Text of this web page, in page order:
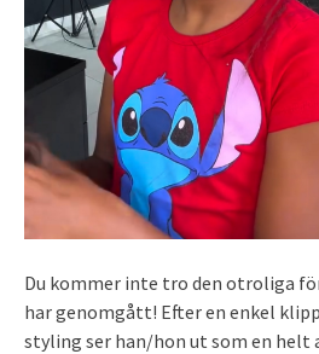
Du kommer inte tro den otroliga
har genomgått! Efter en enkel
styling ser han/hon ut som en helt